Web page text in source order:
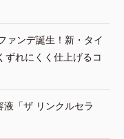
ァンデ誕生！新・タイ
ずれにくく仕上げるコ
液「ザ リンクルセラ